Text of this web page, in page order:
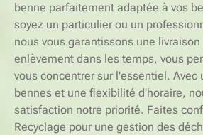
benne parfaitement adaptée à vos
soyez un particulier ou un
nous vous garantissons une
enlèvement dans les temps, vous
vous concentrer sur l'essentiel. Avec
bennes et une flexibilité d'horaire,
satisfaction notre priorité. Faites
Recyclage pour une gestion des